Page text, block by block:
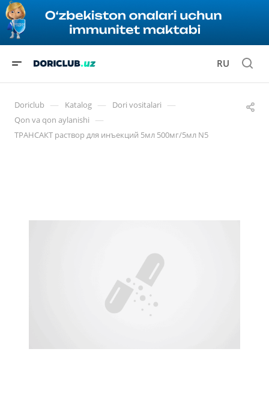
RU
Doriclub — Katalog — Dori vositalari —
Qon va qon aylanishi —
ТРАНСАКТ раствор для инъекций 5мл 500мг/5мл N5